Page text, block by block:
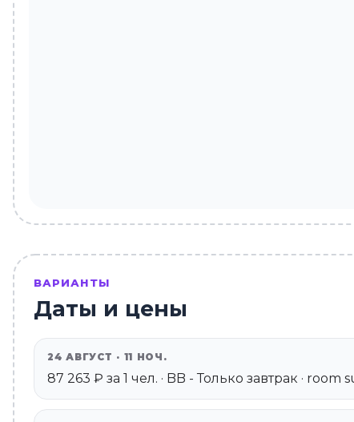
ВАРИАНТЫ
Даты и цены
24 АВГУСТ · 11 НОЧ.
87 263 ₽ за 1 чел. · BB - Только завтрак ·